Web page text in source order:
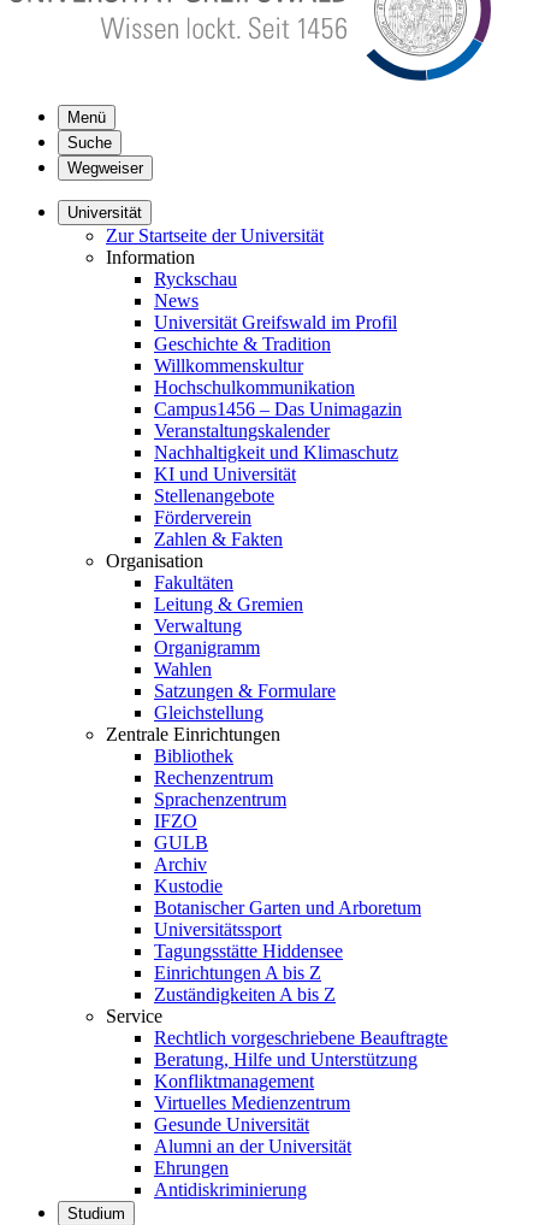
Menü
Suche
Wegweiser
Universität
Zur Startseite der Universität
Information
Ryckschau
News
Universität Greifswald im Profil
Geschichte & Tradition
Willkommenskultur
Hochschulkommunikation
Campus1456 – Das Unimagazin
Veranstaltungskalender
Nachhaltigkeit und Klimaschutz
KI und Universität
Stellenangebote
Förderverein
Zahlen & Fakten
Organisation
Fakultäten
Leitung & Gremien
Verwaltung
Organigramm
Wahlen
Satzungen & Formulare
Gleichstellung
Zentrale Einrichtungen
Bibliothek
Rechenzentrum
Sprachenzentrum
IFZO
GULB
Archiv
Kustodie
Botanischer Garten und Arboretum
Universitätssport
Tagungsstätte Hiddensee
Einrichtungen A bis Z
Zuständigkeiten A bis Z
Service
Rechtlich vorgeschriebene Beauftragte
Beratung, Hilfe und Unterstützung
Konfliktmanagement
Virtuelles Medienzentrum
Gesunde Universität
Alumni an der Universität
Ehrungen
Antidiskriminierung
Studium